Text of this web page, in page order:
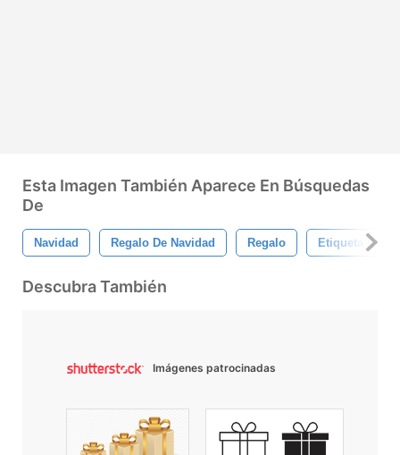
Esta Imagen También Aparece En Búsquedas
De
Navidad Regalo De Navidad Regalo Etiqueta De
Descubra También
Imágenes patrocinadas